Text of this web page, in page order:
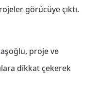
görücüye çıktı.
proje ve
dikkat çekerek